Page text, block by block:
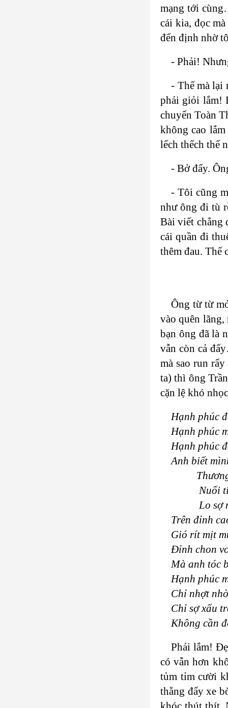
mạng tới
cái kia, đọc
đến định nhờ
- Phải!
- Thế mà lại
phải giỏi lắm!
chuyển Toàn
không cao
lếch thếch thế
- Bở đấy.
- Tôi cũng
như ông đi tù
Bài viết chẳng
cái quần đi
thêm đau. Thế
Ông từ từ
vào quên
bạn ông đã là
vẫn còn cả
mà sao run
ta) thì ông
cặn lệ khó
Hạnh phúc
Hạnh phúc
Hạnh phúc
Anh biết
Thương
Nuối
Lo sợ
Trên đỉnh
Gió rít mịt
Đỉnh chon
Mà anh tóc
Hạnh phúc
Chỉ nhợt
Chỉ sợ xấu
Không cần
Phải lắm!
có vẫn hơn
tủm tỉm cười
thằng đẩy xe